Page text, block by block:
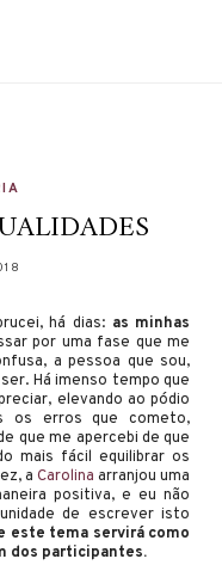
há dias: as minhas
por uma fase que me
a pessoa que sou,
Há imenso tempo que
elevando ao pódio
os erros que cometo,
que me apercebi de que
mais fácil equilibrar os
a Carolina arranjou uma
positiva, e eu não
de escrever isto
este tema servirá como
dos participantes.